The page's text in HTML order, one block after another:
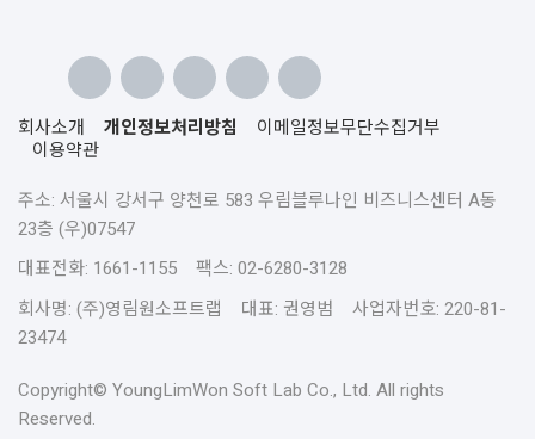
회사소개 개인정보처리방침
이메일정보무단수집거부
이용약관
주소: 서울시 강서구 양천로 583 우림블루나인 비즈니스센터 A동
23층 (우)07547
대표전화: 1661-1155 팩스: 02-6280-3128
회사명: (주)영림원소프트랩 대표: 권영범 사업자번호: 220-81-
23474
Copyright© YoungLimWon Soft Lab Co., Ltd. All rights
Reserved.